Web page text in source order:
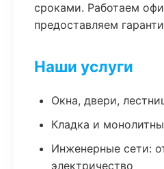
сроками. Работаем
предоставляем
Наши услуги
Окна, двери,
Кладка и
Инженерные сети:
электричество